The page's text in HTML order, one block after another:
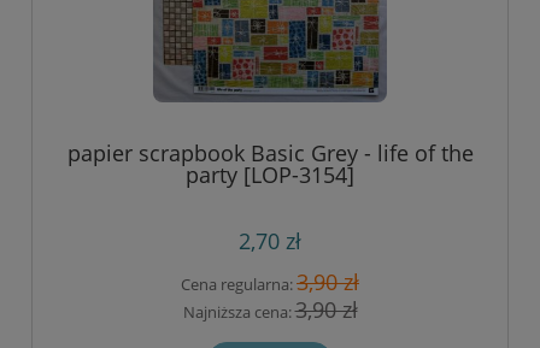
papier scrapbook Basic Grey - life of the
party [LOP-3154]
2,70 zł
Cena regularna:3,90 zł
Najniższa cena:3,90 zł